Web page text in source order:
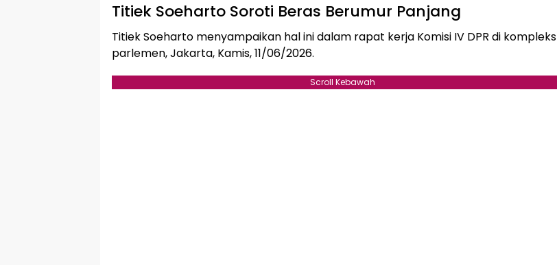
Titiek Soeharto Soroti Beras Berumur Panjang
Titiek Soeharto menyampaikan hal ini dalam rapat kerja Komisi IV DPR di kompleks
parlemen, Jakarta, Kamis, 11/06/2026.
Scroll Kebawah